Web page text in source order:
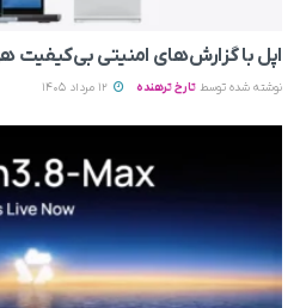
اپل با گزارش‌های امنیتی
نوشته شده توسط تارخ ترهنده